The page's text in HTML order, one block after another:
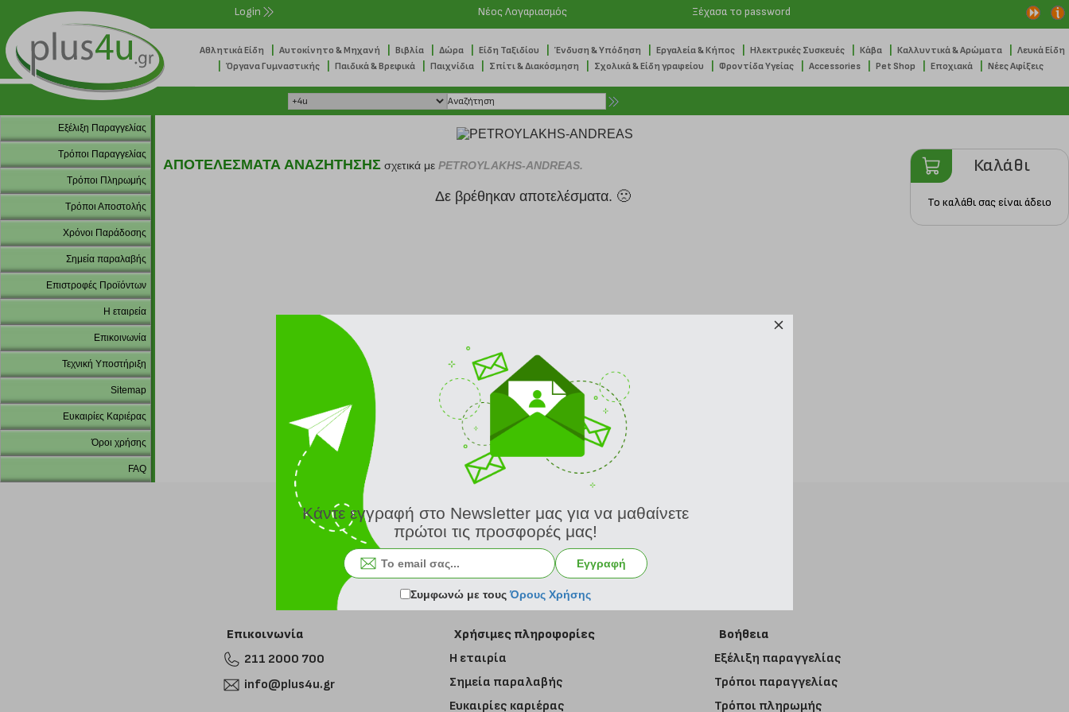
Login Νέος Λογαριασμός Ξέχασα το password
Αθλητικά Είδη Αυτοκίνητο & Μηχανή Βιβλία Δώρα Είδη Ταξιδίου Ένδυση & Υπόδηση Εργαλεία & Κήπος Ηλεκτρικές Συσκευές Κάβα Καλλυντικά & Αρώματα Λευκά Είδη
Όργανα Γυμναστικής Παιδικά & Βρεφικά Παιχνίδια Σπίτι & Διακόσμηση Σχολικά & Είδη γραφείου Φροντίδα Υγείας Accessories Pet Shop Εποχιακά Νέες Αφίξεις
Εξέλιξη Παραγγελίας
Τρόποι Παραγγελίας
Τρόποι Πληρωμής
Τρόποι Αποστολής
Χρόνοι Παράδοσης
Σημεία παραλαβής
Επιστροφές Προϊόντων
Η εταιρεία
Επικοινωνία
Τεχνική Υποστήριξη
Sitemap
Ευκαιρίες Καριέρας
Όροι χρήσης
FAQ
ΑΠΟΤΕΛΕΣΜΑΤΑ ΑΝΑΖΗΤΗΣΗΣ σχετικά με PETROYLAKHS-ANDREAS.
Δε βρέθηκαν αποτελέσματα. 🙁
Καλάθι
Το καλάθι σας είναι άδειο
Εγγραφή στο newsletter
Επικοινωνία
211 2000 700
info@plus4u.gr
Χρήσιμες πληροφορίες
Η εταιρία
Σημεία παραλαβής
Ευκαιρίες καριέρας
Βοήθεια
Εξέλιξη παραγγελίας
Τρόποι παραγγελίας
Τρόποι πληρωμής
Κάντε εγγραφή στο Newsletter μας για να μαθαίνετε
πρώτοι τις προσφορές μας!
Εγγραφή
Συμφωνώ με τουςΌρους Χρήσης